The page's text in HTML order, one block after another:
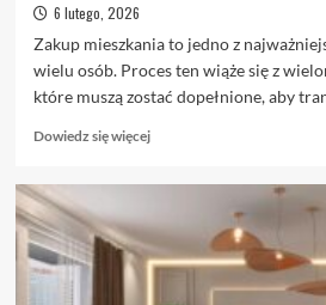
6 lutego, 2026
Zakup mieszkania to jedno z
wielu osób. Proces ten wiąże się z
które muszą zostać dopełnione, aby
Dowiedz się więcejDowiedz
Akt
notarialny
przy